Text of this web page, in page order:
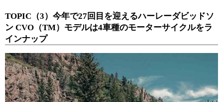
TOPIC（3）今年で27回目を迎えるハーレーダビッドソ
ン CVO（TM）モデルは4車種のモーターサイクルをラ
インナップ